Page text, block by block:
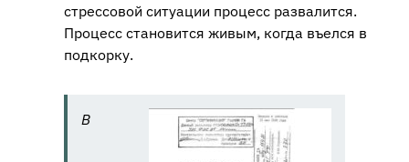
стрессовой ситуации процесс развалится.
Процесс становится живым, когда въелся в
подкорку.
В